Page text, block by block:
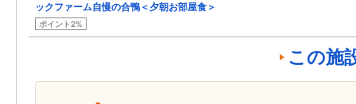
ックファーム自慢の合鴨＜夕朝お部屋食＞
ポイント2%
この施